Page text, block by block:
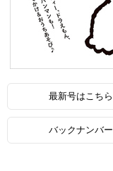
最新号はこちら
バックナンバー